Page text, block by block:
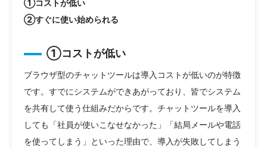
①コストが低い
②すぐに使い始められる
①コストが低い
ブラウザ型のチャットツールは導入コストが低いのが特徴
です。すでにシステムができあがっており、皆でシステム
を共有して使う仕組みだからです。チャットツールを導入
しても「社員が使いこなせなかった」「結局メールや電話
を使ってしまう」といった理由で、導入が失敗してしまう